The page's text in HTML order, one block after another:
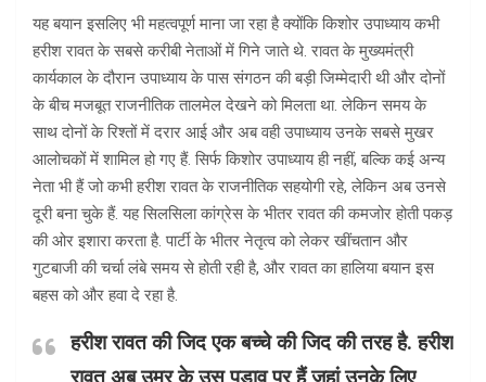
यह बयान इसलिए भी महत्वपूर्ण माना जा रहा है क्योंकि किशोर उपाध्याय कभी
हरीश रावत के सबसे करीबी नेताओं में गिने जाते थे. रावत के मुख्यमंत्री
कार्यकाल के दौरान उपाध्याय के पास संगठन की बड़ी जिम्मेदारी थी और दोनों
के बीच मजबूत राजनीतिक तालमेल देखने को मिलता था. लेकिन समय के
साथ दोनों के रिश्तों में दरार आई और अब वही उपाध्याय उनके सबसे मुखर
आलोचकों में शामिल हो गए हैं. सिर्फ किशोर उपाध्याय ही नहीं, बल्कि कई अन्य
नेता भी हैं जो कभी हरीश रावत के राजनीतिक सहयोगी रहे, लेकिन अब उनसे
दूरी बना चुके हैं. यह सिलसिला कांग्रेस के भीतर रावत की कमजोर होती पकड़
की ओर इशारा करता है. पार्टी के भीतर नेतृत्व को लेकर खींचतान और
गुटबाजी की चर्चा लंबे समय से होती रही है, और रावत का हालिया बयान इस
बहस को और हवा दे रहा है.
हरीश रावत की जिद एक बच्चे की जिद की तरह है. हरीश